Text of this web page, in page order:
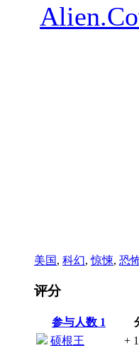
美国, 科幻,惊悚, 恐
评分
参与人数 1
硕根王
+ 1